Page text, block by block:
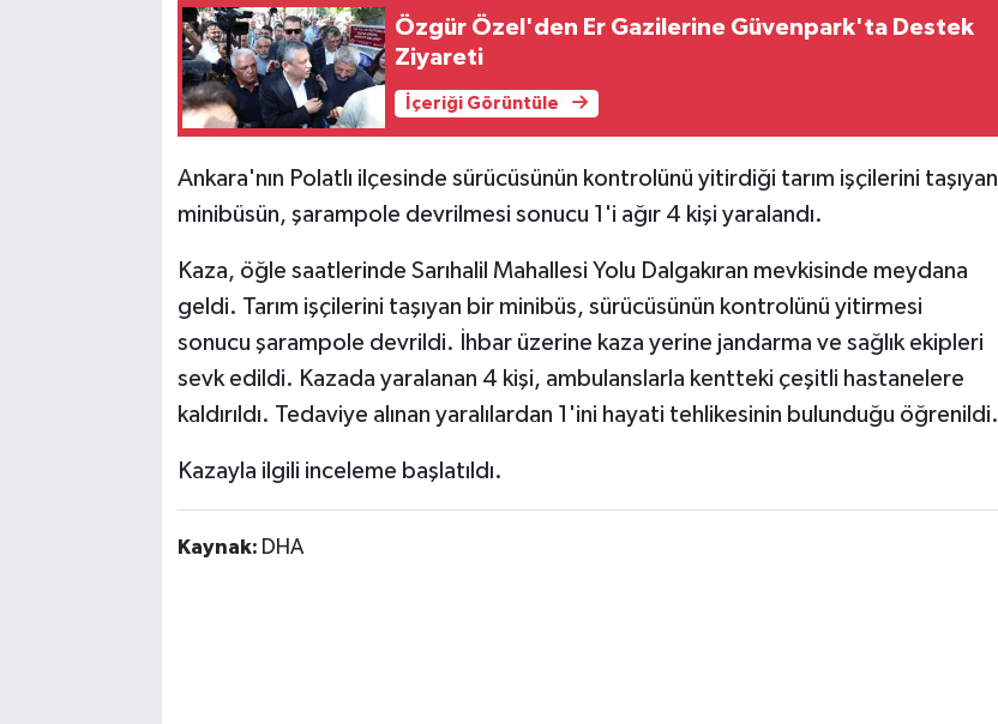
Özgür Özel'den Er Gazilerine Güvenpark'ta Destek
Ziyareti
İçeriği Görüntüle
Ankara'nın Polatlı ilçesinde sürücüsünün kontrolünü yitirdiği tarım işçilerini taşıyan
minibüsün, şarampole devrilmesi sonucu 1'i ağır 4 kişi yaralandı.
Kaza, öğle saatlerinde Sarıhalil Mahallesi Yolu Dalgakıran mevkisinde meydana
geldi. Tarım işçilerini taşıyan bir minibüs, sürücüsünün kontrolünü yitirmesi
sonucu şarampole devrildi. İhbar üzerine kaza yerine jandarma ve sağlık ekipleri
sevk edildi. Kazada yaralanan 4 kişi, ambulanslarla kentteki çeşitli hastanelere
kaldırıldı. Tedaviye alınan yaralılardan 1'ini hayati tehlikesinin bulunduğu öğrenildi.
Kazayla ilgili inceleme başlatıldı.
Kaynak: DHA